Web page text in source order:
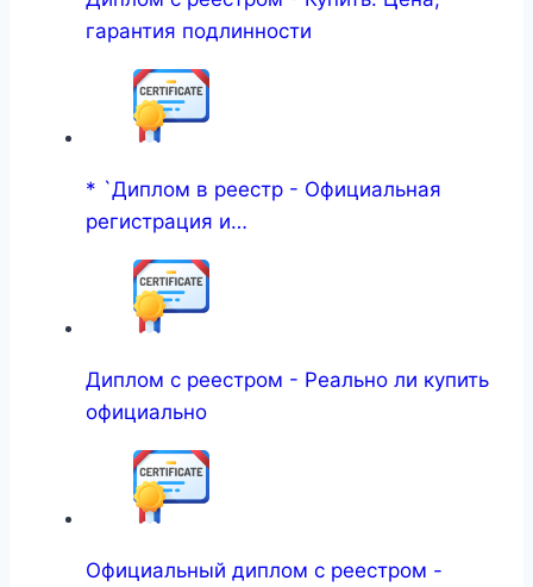
гарантия подлинности
* `Диплом в реестр - Официальная
регистрация и…
Диплом с реестром - Реально ли купить
официально
Официальный диплом с реестром -